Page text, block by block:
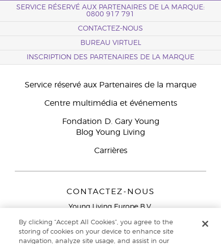
SERVICE RÉSERVÉ AUX PARTENAIRES DE LA MARQUE:
0800 917 791
CONTACTEZ-NOUS
BUREAU VIRTUEL
INSCRIPTION DES PARTENAIRES DE LA MARQUE
Service réservé aux Partenaires de la marque
Centre multimédia et événements
Fondation D. Gary Young
Blog Young Living
Carrières
CONTACTEZ-NOUS
Young Living Europe B.V.
9727 AJ Groningen
By clicking “Accept All Cookies”, you agree to the
storing of cookies on your device to enhance site
navigation, analyze site usage, and assist in our